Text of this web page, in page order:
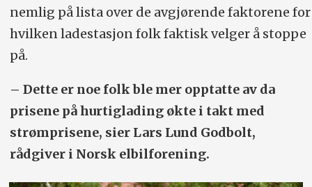
nemlig på lista over de avgjørende faktorene for
hvilken ladestasjon folk faktisk velger å stoppe
på.
– Dette er noe folk ble mer opptatte av da
prisene på hurtiglading økte i takt med
strømprisene, sier Lars Lund Godbolt,
rådgiver i Norsk elbilforening.